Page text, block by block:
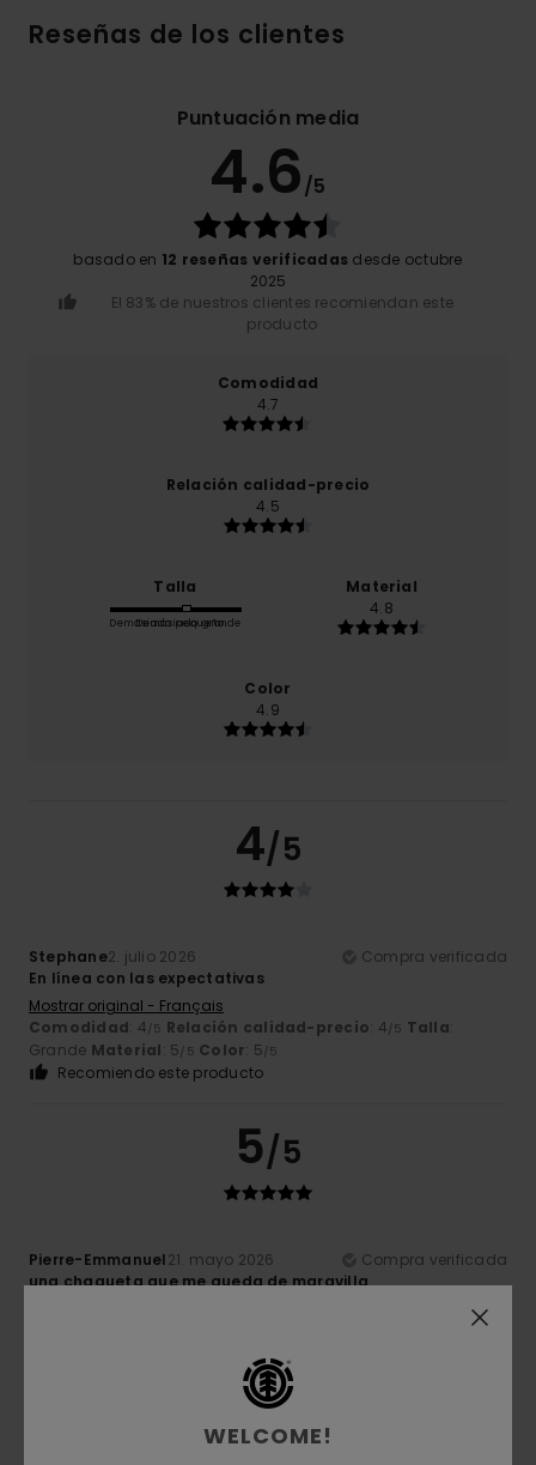
Reseñas de los clientes
Puntuación media
4.6/5
basado en 12 reseñas verificadas desde octubre
2025
El 83% de nuestros clientes recomiendan este
producto
Comodidad
4.7
Relación calidad-precio
4.5
Talla
Demasiado pequeño
Demasiado grande
Material
4.8
Color
4.9
4/5
Stephane2. julio 2026
Compra verificada
En línea con las expectativas
Mostrar original - Français
Comodidad: 4/5 Relación calidad-precio: 4/5 Talla:
Grande Material: 5/5 Color: 5/5
Recomiendo este producto
5/5
Pierre-Emmanuel21. mayo 2026
Compra verificada
una chaqueta que me queda de maravilla
: Talla
Recomiendo este producto
5/5
WELCOME!